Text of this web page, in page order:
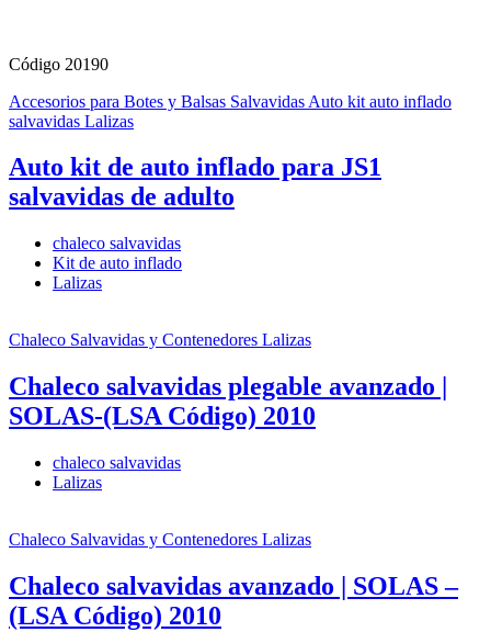
Código 20190
Accesorios para Botes y Balsas Salvavidas Auto kit auto inflado
salvavidas Lalizas
Auto kit de auto inflado para JS1
salvavidas de adulto
chaleco salvavidas
Kit de auto inflado
Lalizas
Chaleco Salvavidas y Contenedores Lalizas
Chaleco salvavidas plegable avanzado |
SOLAS-(LSA Código) 2010
chaleco salvavidas
Lalizas
Chaleco Salvavidas y Contenedores Lalizas
Chaleco salvavidas avanzado | SOLAS –
(LSA Código) 2010